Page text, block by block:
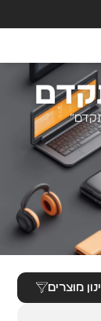
מוצרים